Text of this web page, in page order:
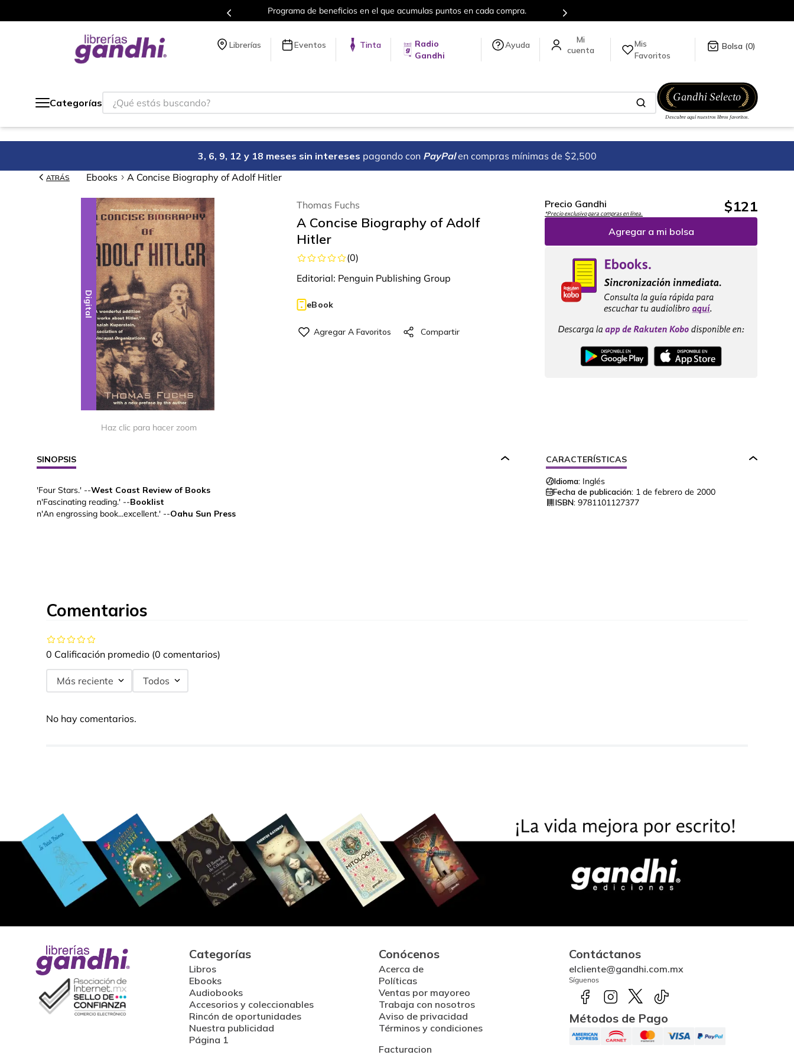
Programa de beneficios en el que acumulas puntos en cada compra. Más de 5 millones de títulos en nuestra tienda en línea.
Librerías Eventos Tinta
Radio
Gandhi
Ayuda
Mis
Favoritos
0
Categorías
¿Qué estás buscando?
3, 6, 9, 12 y 18 meses sin intereses pagando con PayPal en compras mínimas de $2,500
ATRÁS Ebooks A Concise Biography of Adolf Hitler
Digital
Haz clic para hacer zoom
Thomas Fuchs
A Concise Biography of Adolf
Hitler
(0)
Editorial: Penguin Publishing Group
eBook
Precio Gandhi
*Precio exclusivo para compras en línea. $121
Agregar a mi bolsa
SINOPSIS
'Four Stars.' --West Coast Review of Books
n'Fascinating reading.' --Booklist
n'An engrossing book...excellent.' --Oahu Sun Press
CARACTERÍSTICAS
Idioma: Inglés
Fecha de publicación: 1 de febrero de 2000
ISBN: 9781101127377
Comentarios
0 Calificación promedio (0 comentarios)
Más reciente Todos
No hay comentarios.
Categorías
Libros
Ebooks
Audiobooks
Accesorios y coleccionables
Rincón de oportunidades
Nuestra publicidad
Página 1
Conócenos
Acerca de
Políticas
Ventas por mayoreo
Trabaja con nosotros
Aviso de privacidad
Términos y condiciones
Facturacion
Contáctanos
elcliente@gandhi.com.mx
Síguenos
Métodos de Pago